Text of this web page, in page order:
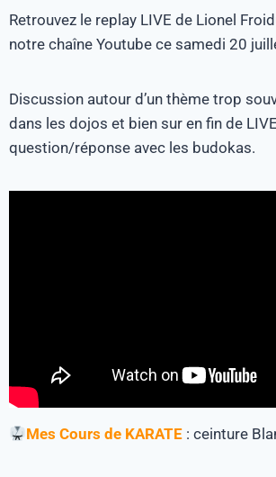
Retrouvez le replay LIVE de Lionel
notre chaîne Youtube ce samedi 20
Discussion autour d’un thème trop
dans les dojos et bien sur en fin de
question/réponse avec les budokas.
Mes Cours de KARATE : ceinture